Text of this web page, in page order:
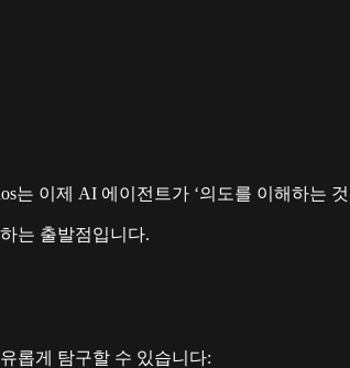
는 이제 AI 에이전트가 ‘의도를 이해하는 것
는 출발점입니다.
롭게 탐구할 수 있습니다: